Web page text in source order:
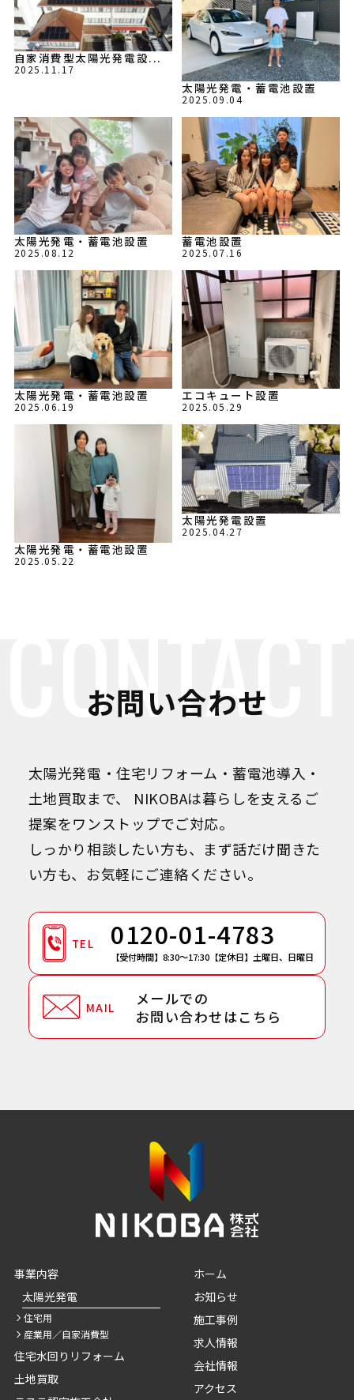
自家消費型太陽光発電設...
2025.11.17
太陽光発電・蓄電池設置
2025.09.04
太陽光発電・蓄電池設置
2025.08.12
蓄電池設置
2025.07.16
太陽光発電・蓄電池設置
2025.06.19
エコキュート設置
2025.05.29
太陽光発電・蓄電池設置
2025.05.22
太陽光発電設置
2025.04.27
CONTACT
お問い合わせ
太陽光発電・住宅リフォーム・蓄電池導入・
土地買取まで、
NIKOBAは暮らしを支えるご
提案をワンストップでご対応。
しっかり相談したい方も、まず話だけ聞きた
い方も、お気軽にご連絡ください。
TEL 0120-01-4783
【受付時間】8:30～17:30 【定休日】土曜日、日曜日
MAIL
メールでの
お問い合わせはこちら
事業内容
太陽光発電
住宅用
産業用／自家消費型
住宅水回りリフォーム
土地買取
ホーム
お知らせ
施工事例
求人情報
会社情報
アクセス